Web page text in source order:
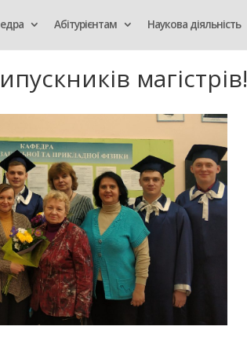
Абітурієнтам Наукова діяльність
магістрів!